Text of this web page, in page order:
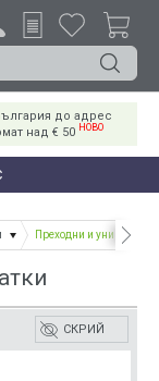
до адрес
над € 50 НОВО
Преходни и
СКРИЙ